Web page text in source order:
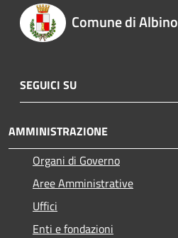
Comune di Albino
SEGUICI SU
AMMINISTRAZIONE
Organi di Governo
Aree Amministrative
Uffici
Enti e fondazioni